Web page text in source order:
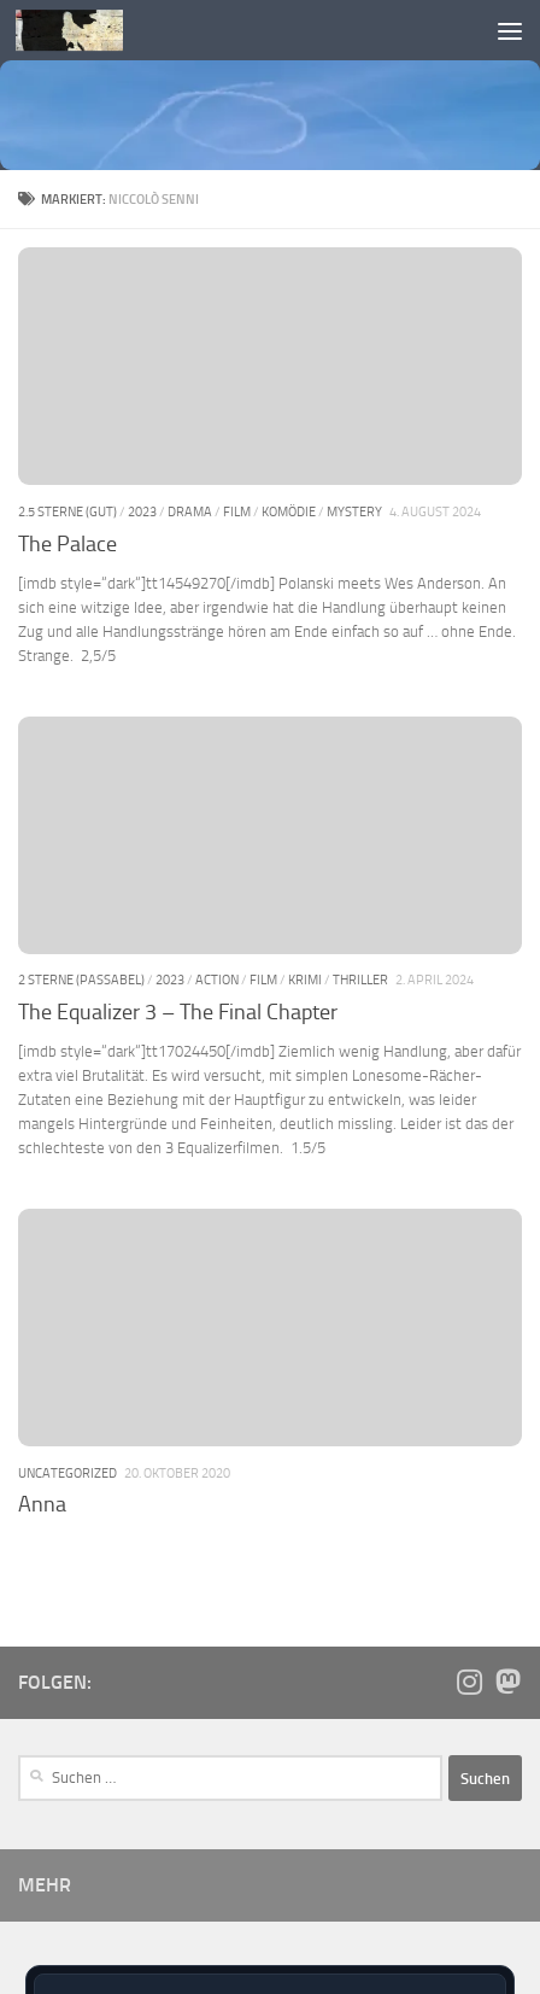
Skip to content
MARKIERT: NICCOLÒ SENNI
2.5 STERNE (GUT)/ 2023/ DRAMA / FILM/ KOMÖDIE/ MYSTERY 4. AUGUST 2024
The Palace
[imdb style=“dark“]tt14549270[/imdb] Polanski meets Wes Anderson. An
sich eine witzige Idee, aber irgendwie hat die Handlung überhaupt keinen
Zug und alle Handlungsstränge hören am Ende einfach so auf … ohne Ende.
Strange. 2,5/5
2 STERNE (PASSABEL)/ 2023/ ACTION/ FILM/ KRIMI / THRILLER 2. APRIL 2024
The Equalizer 3 – The Final Chapter
[imdb style=“dark“]tt17024450[/imdb] Ziemlich wenig Handlung, aber dafür
extra viel Brutalität. Es wird versucht, mit simplen Lonesome-Rächer-
Zutaten eine Beziehung mit der Hauptfigur zu entwickeln, was leider
mangels Hintergründe und Feinheiten, deutlich missling. Leider ist das der
schlechteste von den 3 Equalizerfilmen. 1.5/5
UNCATEGORIZED 20. OKTOBER 2020
Anna
FOLGEN:
MEHR